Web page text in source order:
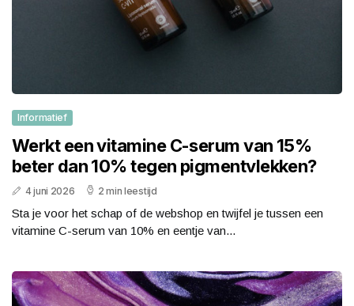
Informatief
Werkt een vitamine C-serum van 15%
beter dan 10% tegen pigmentvlekken?
4 juni 2026 2 min leestijd
Sta je voor het schap of de webshop en twijfel je tussen een
vitamine C-serum van 10% en eentje van...